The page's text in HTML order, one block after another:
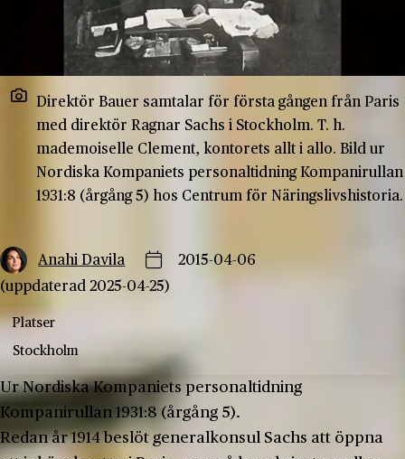
Direktör Bauer samtalar för första gången från Paris
med direktör Ragnar Sachs i Stockholm. T. h.
mademoiselle Clement, kontorets allt i allo. Bild ur
Nordiska Kompaniets personaltidning Kompanirullan
1931:8 (årgång 5) hos Centrum för Näringslivshistoria.
Anahi Davila
2015-04-06
(uppdaterad 2025-04-25)
Platser
Stockholm
Ur Nordiska Kompaniets personaltidning
Kompanirullan 1931:8 (årgång 5).
Redan år 1914 beslöt generalkonsul Sachs att öppna